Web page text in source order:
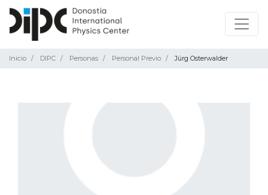
Inicio DIPC Personas Personal Previo Jürg Osterwalder